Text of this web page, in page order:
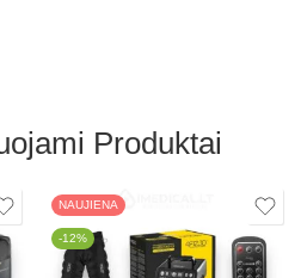
Produktai
NAUJIENA
-12%